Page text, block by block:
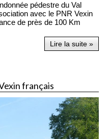
pédestre du Val
avec le PNR Vexin
de près de 100 Km
Lire la suite »
français